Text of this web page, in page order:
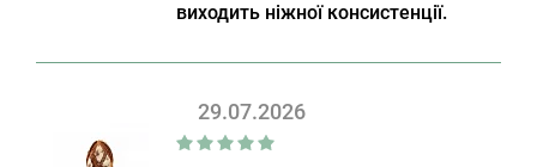
виходить ніжної консистенції.
29.07.2026